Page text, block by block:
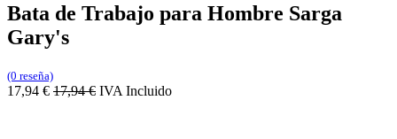
Bata de Trabajo para Hombre Sarga
Gary's
(0 reseña)
17,94 € 17,94€ IVA Incluido